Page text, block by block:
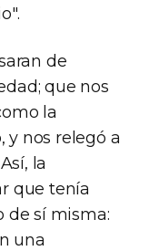
de
que nos
la
y nos relegó a
la
que tenía
de sí misma:
una